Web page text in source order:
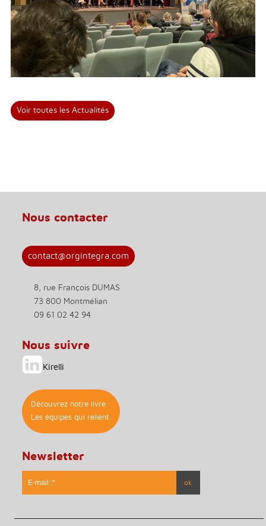
Voir toutes les Actualités
Nous contacter
contact@orgintegra.com
8, rue François DUMAS
73 800 Montmélian
09 61 02 42 94
Nous suivre
Kirelli
Découvrez notre livre :
Les équipes qui relient
Newsletter